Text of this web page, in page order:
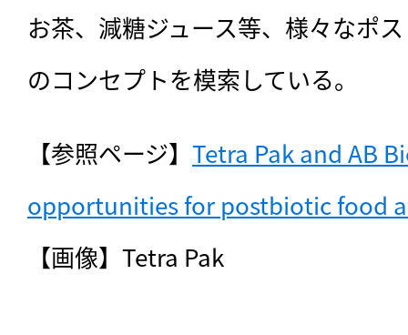
お茶、減糖ジュース等、様々なポ
のコンセプトを模索している。
【参照ページ】 Tetra Pak and AB
opportunities for postbiotic food
【画像】Tetra Pak